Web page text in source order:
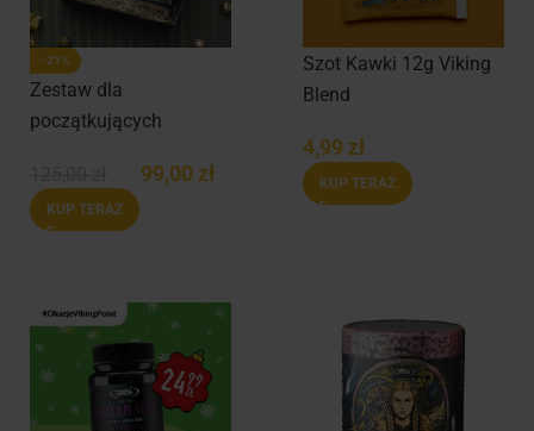
-21%
Zestaw dla
początkujących
99,00 zł
KUP TERAZ
Szot Kawki 12g Viking
Blend
4,99 zł
KUP TERAZ